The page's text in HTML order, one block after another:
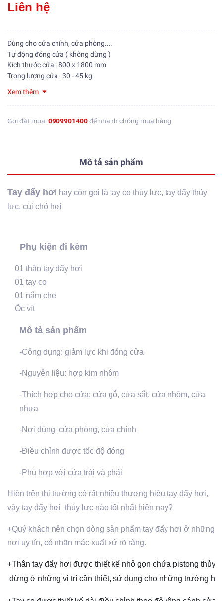
Liên hệ
Dùng cho cửa chính, cửa phòng....
Tự động đóng cửa ( không dừng )
Kích thước cửa : 800 x 1800 mm
Trọng lượng cửa : 30 - 45 kg
Xem thêm
Gọi đặt mua:0909901400để nhanh chóng mua hàng
Mô tả sản phẩm
Tay đẩy hơi hay còn gọi là tay co thủy lực, tay đẩy thủy
lực, cùi chỏ hơi
Phụ kiện đi kèm
01 thân tay đẩy hơi
01 tay co
01 nắm che
Ốc vít
Mô tả sản phẩm
-Công dụng: giảm lực khi đóng cửa
-Nguyên liệu: hợp kim nhôm
-Thích hợp cho cửa: cửa gỗ, cửa sắt, cửa nhôm, cửa
nhựa
-Nơi dùng: cửa phòng, cửa chính
-Điều chỉnh được tốc độ đóng
-Phù hợp với cửa trái và phải
Hiện trên thị trường có rất nhiều thương hiệu tay đẩy hơi,
vậy tay đẩy hơi thủy lực nào tốt nhất hiện nay?
+Quý khách nên chọn dòng sản phẩm tay đẩy hơi ở những
nơi uy tín, có nhãn mác xuất xứ rõ ràng.
+Thân tay đẩy hơi được thiết kế nhỏ gọn chứa pistong
dừng ở những vị trí cần thiết, sử dụng cho những trường